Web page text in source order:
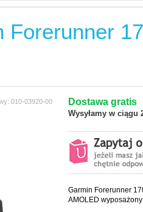
Forerunner
Dostawa gratis
Wysyłamy w ciągu
Garmin Forerunner
AMOLED
010-03920-00